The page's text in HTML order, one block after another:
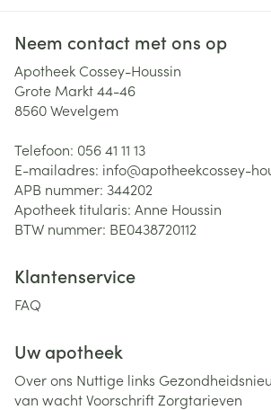
Neem contact met ons op
Apotheek Cossey-Houssin
Grote Markt 44-46
8560Wevelgem
Telefoon: 056 41 11 13
E-mailadres: info@apotheekcossey-
APB nummer: 344202
Apotheek titularis: Anne Houssin
BTW nummer: BE0438720112
Klantenservice
FAQ
Uw apotheek
Over ons Nuttige links
van wachtVoorschriftZorgtarieven